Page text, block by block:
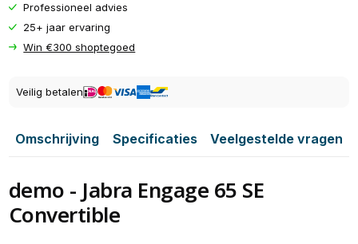
Professioneel advies
25+ jaar ervaring
Win €300 shoptegoed
Veilig betalen
Omschrijving Specificaties Veelgestelde vragen
demo - Jabra Engage 65 SE
Convertible